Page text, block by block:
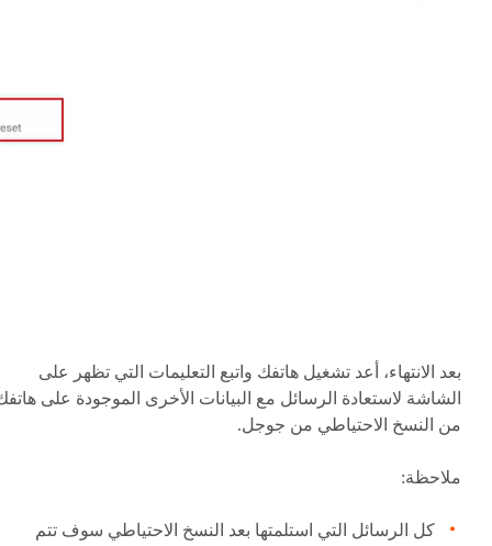
بعد الانتهاء، أعد تشغيل هاتفك واتبع التعليمات التي تظهر على
الشاشة لاستعادة الرسائل مع البيانات الأخرى الموجودة على
من النسخ الاحتياطي من جوجل.
ملاحظة:
كل الرسائل التي استلمتها بعد النسخ الاحتياطي سوف تتم